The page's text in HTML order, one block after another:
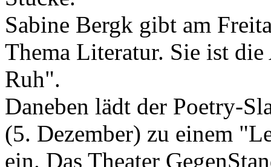
Sabine Bergk gibt am
Thema Literatur. Sie ist
Ruh".
Daneben lädt der Poetry-
(5. Dezember) zu einem
ein. Das Theater